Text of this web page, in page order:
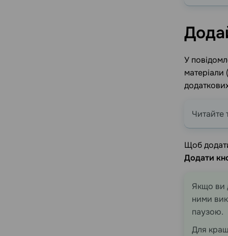
У
матеріали (
Читайте
Щоб
Додати
Якщо ви
ними
паузою.
Для